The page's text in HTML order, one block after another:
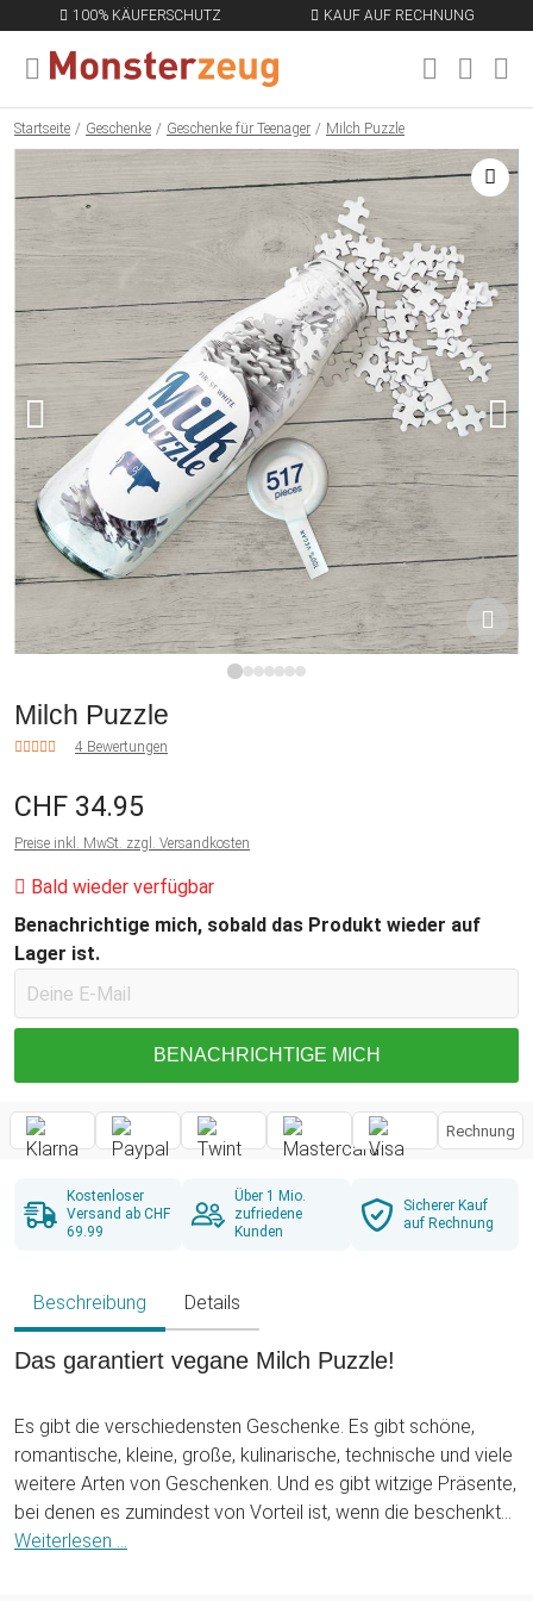
100% KÄUFERSCHUTZ KAUF AUF RECHNUNG
MENÜ SCHLIESSEN
Startseite Geschenke Geschenke für Teenager Milch Puzzle
Milch Puzzle
4 Bewertungen
CHF 34.95
Preise inkl. MwSt. zzgl. Versandkosten
Bald wieder verfügbar
Benachrichtige mich, sobald das Produkt wieder auf
Lager ist.
BENACHRICHTIGE MICH
Rechnung
Kostenloser
Versand ab CHF
69.99
Über 1 Mio.
zufriedene
Kunden
Sicherer Kauf
auf Rechnung
Beschreibung Details
Das garantiert vegane Milch Puzzle!
Es gibt die verschiedensten Geschenke. Es gibt schöne,
romantische, kleine, große, kulinarische, technische und viele
weitere Arten von Geschenken. Und es gibt witzige Präsente,
bei denen es zumindest von Vorteil ist, wenn die beschenkte
Person über eine ordentliche Portion Humor verfügt. Zu
Weiterlesen ...